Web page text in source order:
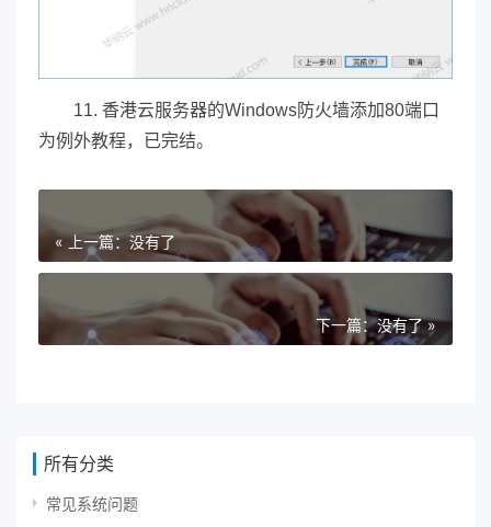
11. 香港云服务器的Windows防火墙添加80端口
为例外教程，已完结。
« 上一篇：没有了
下一篇：没有了 »
所有分类
常见系统问题